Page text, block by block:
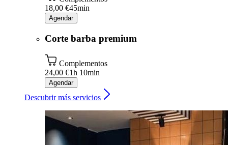
18,00 €45min
Agendar
Corte barba premium
Complementos
24,00 €1h 10min
Agendar
Descubrir más servicios